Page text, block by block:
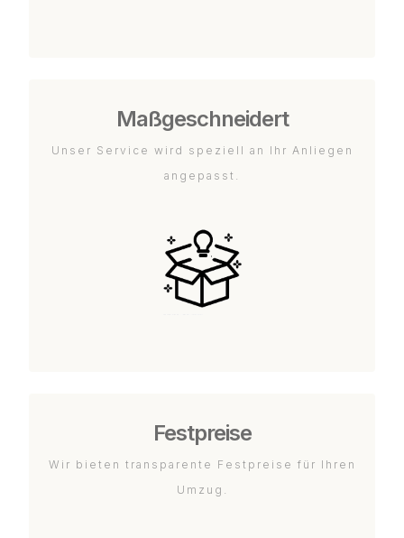
Maßgeschneidert
Unser Service wird speziell an Ihr Anliegen
angepasst.
Festpreise
Wir bieten transparente Festpreise für Ihren
Umzug.